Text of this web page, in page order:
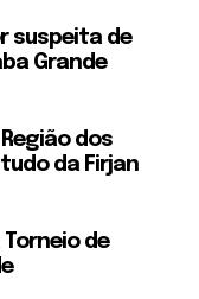
suspeita de
Grande
dos
da Firjan
de